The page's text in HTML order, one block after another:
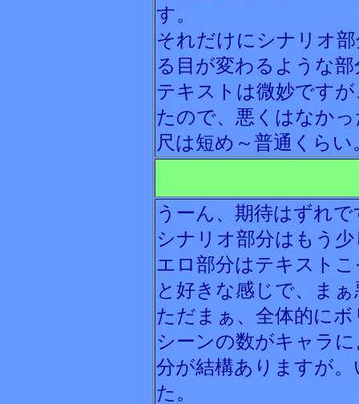
す。
それだけにシナリオ
る目が変わるような
テキストは微妙です
たので、悪くはなか
尺は短め～普通くらい
うーん、期待はずれ
シナリオ部分はもう
エロ部分はテキスト
と好きな感じで、ま
ただまぁ、全体的に
シーンの数がキャラ
分が結構ありますが
た。